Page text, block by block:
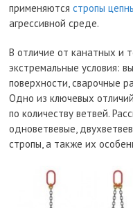
применяютсястропы
агрессивной среде.
В отличие от канатных и
экстремальные условия:
поверхности, сварочные
Одно из ключевых
по количеству ветвей.
одноветвевые,
стропы, а также их